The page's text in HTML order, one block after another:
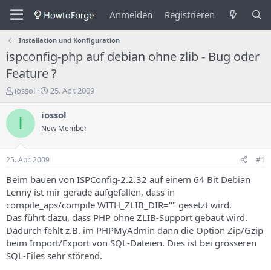
Anmelden Registrieren
Installation und Konfiguration
ispconfig-php auf debian ohne zlib - Bug oder
Feature ?
E
s
e
e
r
e
s
T
h
e
m
a
iossol
E
s
e
n
s
d
a
t
u
m
25. Apr. 2009
I iossol
New Member
25. Apr. 2009 #1
Beim bauen von ISPConfig-2.2.32 auf einem 64 Bit Debian
Lenny ist mir gerade aufgefallen, dass in
compile_aps/compile WITH_ZLIB_DIR="" gesetzt wird.
Das führt dazu, dass PHP ohne ZLIB-Support gebaut wird.
Dadurch fehlt z.B. im PHPMyAdmin dann die Option Zip/Gzip
beim Import/Export von SQL-Dateien. Dies ist bei grösseren
SQL-Files sehr störend.